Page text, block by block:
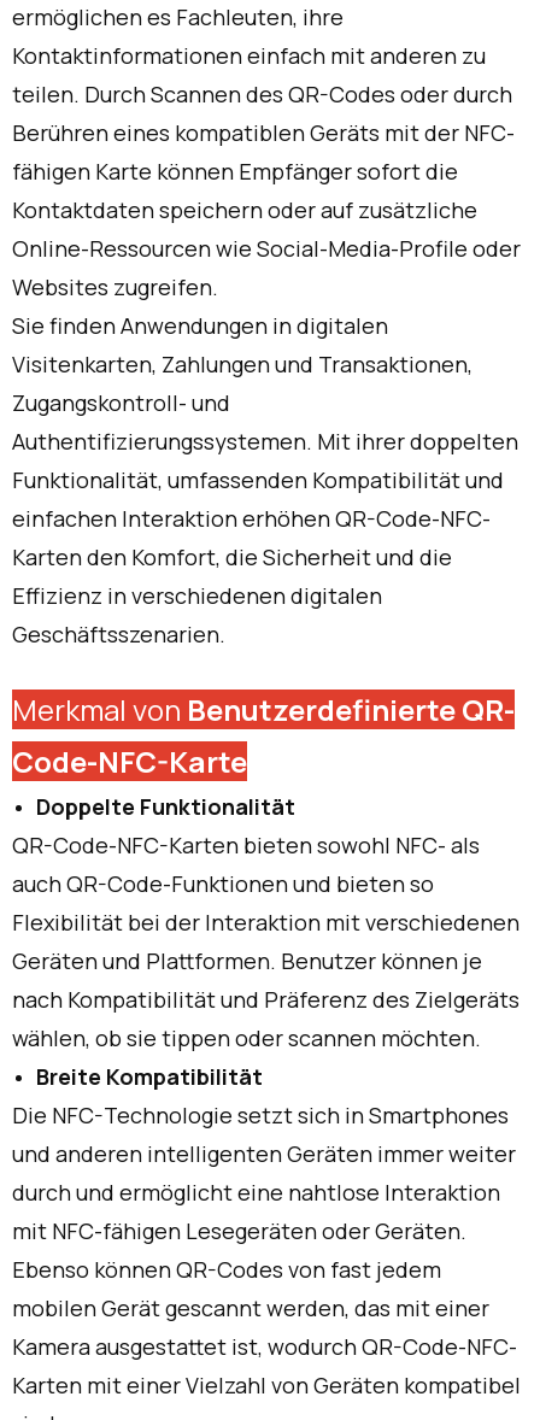
ermöglichen es Fachleuten, ihre
Kontaktinformationen einfach mit anderen zu
teilen. Durch Scannen des QR-Codes oder durch
Berühren eines kompatiblen Geräts mit der NFC-
fähigen Karte können Empfänger sofort die
Kontaktdaten speichern oder auf zusätzliche
Online-Ressourcen wie Social-Media-Profile oder
Websites zugreifen.
Sie finden Anwendungen in digitalen
Visitenkarten, Zahlungen und Transaktionen,
Zugangskontroll- und
Authentifizierungssystemen. Mit ihrer doppelten
Funktionalität, umfassenden Kompatibilität und
einfachen Interaktion erhöhen QR-Code-NFC-
Karten den Komfort, die Sicherheit und die
Effizienz in verschiedenen digitalen
Geschäftsszenarien.
Merkmal von Benutzerdefinierte QR-
Code-NFC-Karte
Doppelte Funktionalität
QR-Code-NFC-Karten bieten sowohl NFC- als
auch QR-Code-Funktionen und bieten so
Flexibilität bei der Interaktion mit verschiedenen
Geräten und Plattformen. Benutzer können je
nach Kompatibilität und Präferenz des Zielgeräts
wählen, ob sie tippen oder scannen möchten.
Breite Kompatibilität
Die NFC-Technologie setzt sich in Smartphones
und anderen intelligenten Geräten immer weiter
durch und ermöglicht eine nahtlose Interaktion
mit NFC-fähigen Lesegeräten oder Geräten.
Ebenso können QR-Codes von fast jedem
mobilen Gerät gescannt werden, das mit einer
Kamera ausgestattet ist, wodurch QR-Code-NFC-
Karten mit einer Vielzahl von Geräten kompatibel